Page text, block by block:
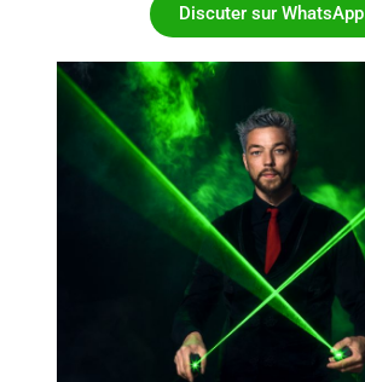
Discuter sur WhatsApp